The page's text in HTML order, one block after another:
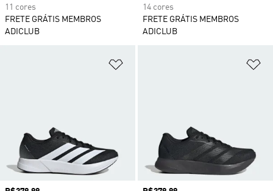
11 cores
FRETE GRÁTIS MEMBROS
ADICLUB
14 cores
FRETE GRÁTIS MEMBROS
ADICLUB